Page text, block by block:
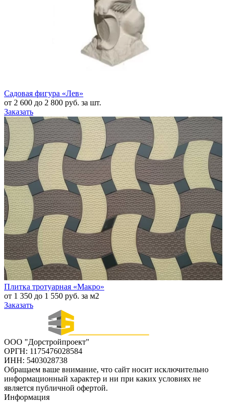
Садовая фигура «‎Лев»
от 2 600 до 2 800 руб. за шт.
Заказать
Плитка тротуарная «Макро»
от 1 350 до 1 550 руб. за м2
Заказать
ООО "Дорстройпроект"
ОРГН: 1175476028584
ИНН: 5403028738
Обращаем ваше внимание, что сайт носит исключительно
информационный характер и ни при каких условиях не
является публичной офертой.
Информация